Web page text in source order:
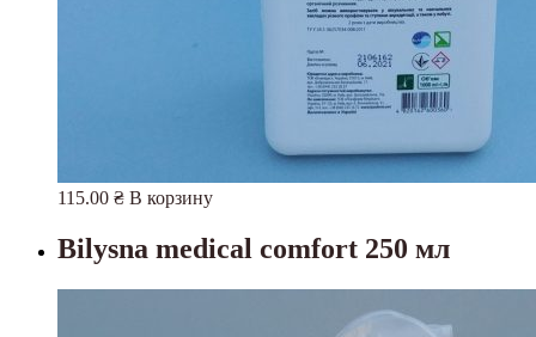
115.00 ₴ В корзину
Bilysna medical comfort 250 мл